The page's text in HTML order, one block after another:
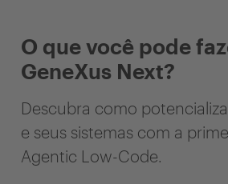
O que você pode
GeneXus Next?
Descubra como
e seus sistemas com a
Agentic Low-Code.